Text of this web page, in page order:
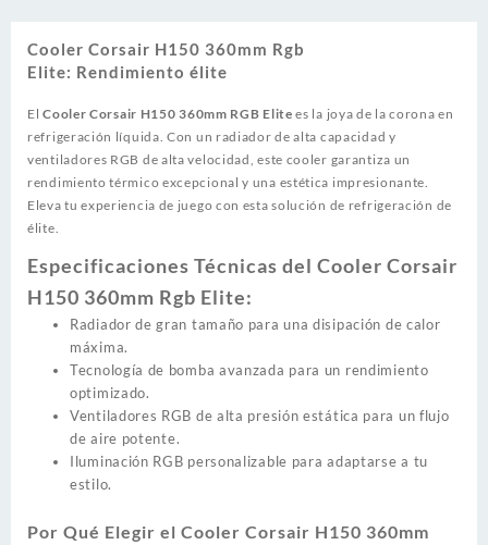
Cooler Corsair H150 360mm Rgb
Elite: Rendimiento élite
ElCooler Corsair H150 360mm RGB Elite es la joya de la corona en
refrigeración líquida. Con un radiador de alta capacidad y
ventiladores RGB de alta velocidad, este cooler garantiza un
rendimiento térmico excepcional y una estética impresionante.
Eleva tu experiencia de juego con esta solución de refrigeración de
élite.
Especificaciones Técnicas del Cooler Corsair
H150 360mm Rgb Elite:
Radiador de gran tamaño para una disipación de calor
máxima.
Tecnología de bomba avanzada para un rendimiento
optimizado.
Ventiladores RGB de alta presión estática para un flujo
de aire potente.
Iluminación RGB personalizable para adaptarse a tu
estilo.
Por Qué Elegir el Cooler Corsair H150 360mm